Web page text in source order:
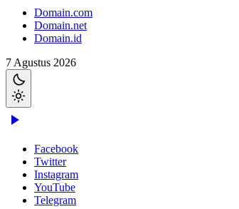
Domain.com
Domain.net
Domain.id
7 Agustus 2026
Facebook
Twitter
Instagram
YouTube
Telegram